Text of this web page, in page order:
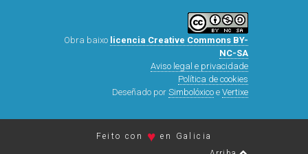
Obra baixo licencia Creative Commons BY-
NC-SA
Aviso legal e privacidade
Política de cookies
Deseñado por Simbolóxicoe Vertixe
Feito con ♥ en Galicia